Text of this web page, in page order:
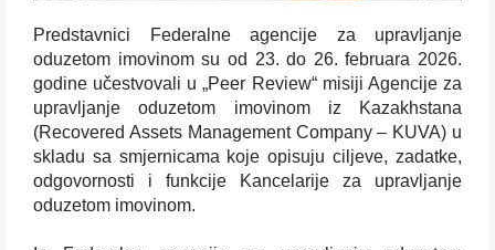
Predstavnici Federalne agencije za upravljanje
oduzetom imovinom su od 23. do 26. februara 2026.
godine učestvovali u „Peer Review“ misiji Agencije za
upravljanje oduzetom imovinom iz Kazakhstana
(Recovered Assets Management Company – KUVA) u
skladu sa smjernicama koje opisuju ciljeve, zadatke,
odgovornosti i funkcije Kancelarije za upravljanje
oduzetom imovinom.